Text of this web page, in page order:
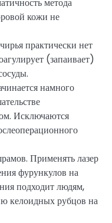
кожи не
практически нет
(запаивает)
намного
Исключаются
Применять лазер
фурункулов на
подходит людям,
келоидных рубцов на